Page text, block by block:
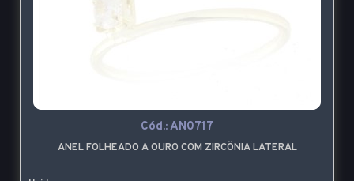
Cód.:AN0717
ANEL FOLHEADO A OURO COM ZIRCÔNIA LATERAL